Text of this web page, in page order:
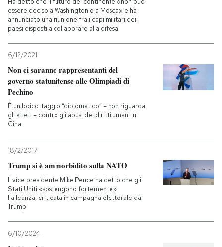
Ha detto che il futuro del continente «non può
essere deciso a Washington o a Mosca» e ha
annunciato una riunione fra i capi militari dei
paesi disposti a collaborare alla difesa
6/12/2021
Non ci saranno rappresentanti del
governo statunitense alle Olimpiadi di
Pechino
È un boicottaggio “diplomatico” – non riguarda
gli atleti – contro gli abusi dei diritti umani in
Cina
18/2/2017
Trump si è ammorbidito sulla NATO
Il vice presidente Mike Pence ha detto che gli
Stati Uniti «sostengono fortemente»
l'alleanza, criticata in campagna elettorale da
Trump
6/10/2024